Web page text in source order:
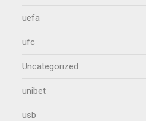
uefa
ufc
Uncategorized
unibet
usb